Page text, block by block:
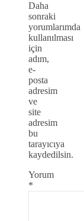
Daha
sonraki
yorumlarımda
kullanılması
için
adım,
e-
posta
adresim
ve
site
adresim
bu
tarayıcıya
kaydedilsin.
Yorum
*